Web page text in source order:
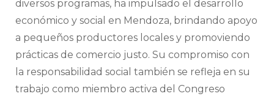
diversos programas, ha impulsado el desarrollo
económico y social en Mendoza, brindando apoyo
a pequeños productores locales y promoviendo
prácticas de comercio justo. Su compromiso con
la responsabilidad social también se refleja en su
trabajo como miembro activa del Congreso